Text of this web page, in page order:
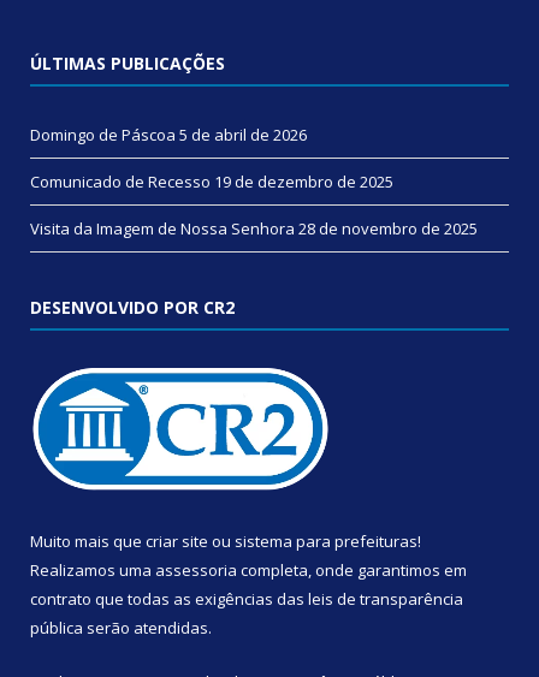
ÚLTIMAS PUBLICAÇÕES
Domingo de Páscoa 5 de abril de 2026
Comunicado de Recesso 19 de dezembro de 2025
Visita da Imagem de Nossa Senhora 28 de novembro de 2025
DESENVOLVIDO POR CR2
Muito mais que criar site ou sistema para prefeituras!
Realizamos uma assessoria completa, onde garantimos em
contrato que todas as exigências das leis de transparência
pública serão atendidas.